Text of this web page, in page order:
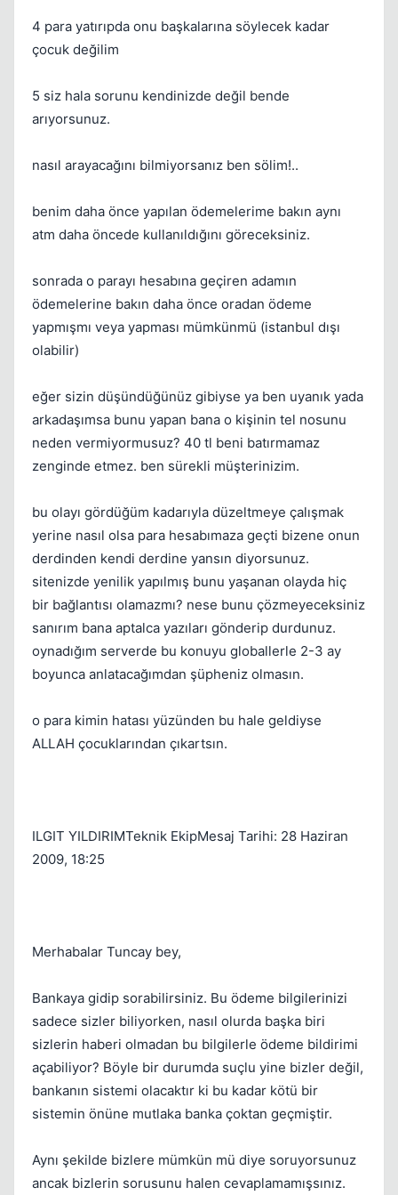
4 para yatırıpda onu başkalarına söylecek kadar
çocuk değilim
5 siz hala sorunu kendinizde değil bende
arıyorsunuz.
nasıl arayacağını bilmiyorsanız ben sölim!..
benim daha önce yapılan ödemelerime bakın aynı
atm daha öncede kullanıldığını göreceksiniz.
sonrada o parayı hesabına geçiren adamın
ödemelerine bakın daha önce oradan ödeme
yapmışmı veya yapması mümkünmü (istanbul dışı
olabilir)
eğer sizin düşündüğünüz gibiyse ya ben uyanık yada
arkadaşımsa bunu yapan bana o kişinin tel nosunu
neden vermiyormusuz? 40 tl beni batırmamaz
zenginde etmez. ben sürekli müşterinizim.
bu olayı gördüğüm kadarıyla düzeltmeye çalışmak
yerine nasıl olsa para hesabımaza geçti bizene onun
derdinden kendi derdine yansın diyorsunuz.
sitenizde yenilik yapılmış bunu yaşanan olayda hiç
bir bağlantısı olamazmı? nese bunu çözmeyeceksiniz
sanırım bana aptalca yazıları gönderip durdunuz.
oynadığım serverde bu konuyu globallerle 2-3 ay
boyunca anlatacağımdan şüpheniz olmasın.
o para kimin hatası yüzünden bu hale geldiyse
ALLAH çocuklarından çıkartsın.
ILGIT YILDIRIMTeknik EkipMesaj Tarihi: 28 Haziran
2009, 18:25
Merhabalar Tuncay bey,
Bankaya gidip sorabilirsiniz. Bu ödeme bilgilerinizi
sadece sizler biliyorken, nasıl olurda başka biri
sizlerin haberi olmadan bu bilgilerle ödeme bildirimi
açabiliyor? Böyle bir durumda suçlu yine bizler değil,
bankanın sistemi olacaktır ki bu kadar kötü bir
sistemin önüne mutlaka banka çoktan geçmiştir.
Aynı şekilde bizlere mümkün mü diye soruyorsunuz
ancak bizlerin sorusunu halen cevaplamamışsınız.